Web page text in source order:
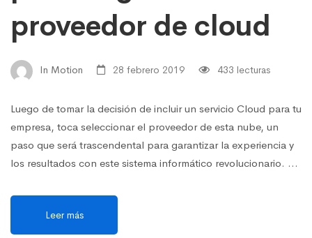
proveedor de cloud
In Motion 28 febrero 2019 433 lecturas
Luego de tomar la decisión de incluir un servicio Cloud para tu
empresa, toca seleccionar el proveedor de esta nube, un
paso que será trascendental para garantizar la experiencia y
los resultados con este sistema informático revolucionario. …
Leer más